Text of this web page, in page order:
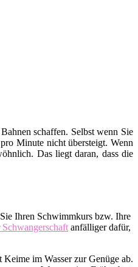
schaffen. Selbst wenn Sie
Minute nicht übersteigt. Wenn
Das liegt daran, dass die
Ihren Schwimmkurs bzw. Ihre
Schwangerschaft anfälliger dafür,
im Wasser zur Genüge ab.